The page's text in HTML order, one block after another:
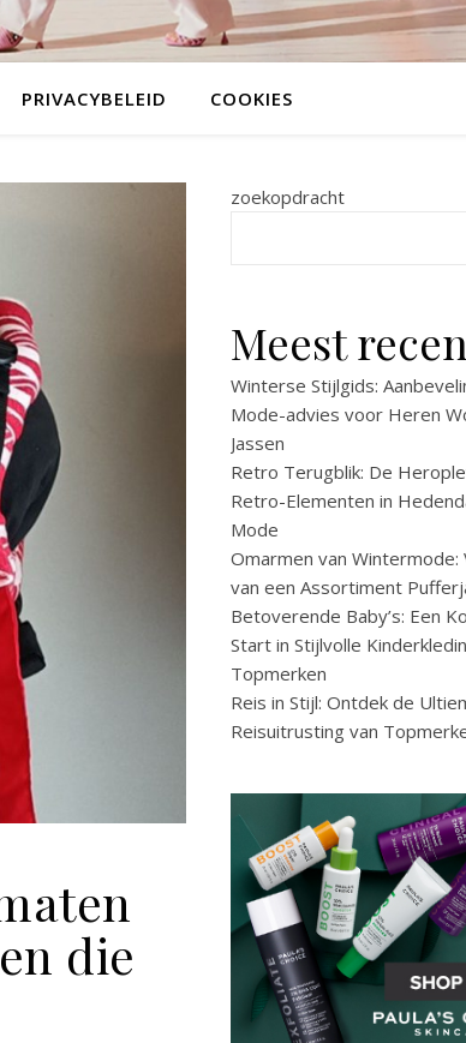
PRIVACYBELEID COOKIES
die
zoekopdracht
Meest
Winterse Stijlgids:
Mode-advies voor Heren
Jassen
Retro Terugblik: De
Retro-Elementen in
Mode
Omarmen van Wintermode:
van een Assortiment
Betoverende Baby’s: Een
Start in Stijlvolle
Topmerken
Reis in Stijl: Ontdek de
Reisuitrusting van